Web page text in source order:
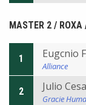
MASTER 2 / ROXA
1 Eugcnio
Alliance
2 Julio
Gracie